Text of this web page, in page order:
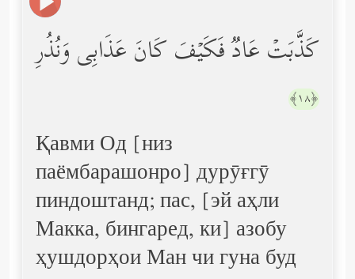
كَذَّبَتۡ عَادࣱ فَكَیۡفَ كَانَ عَذَابِی وَنُذُرِ
﴿١٨﴾
Қавми Од [низ
паёмбарашонро] дурӯғгӯ
пиндоштанд; пас, [эй аҳли
Макка, бингаред, ки] азобу
ҳушдорҳои Ман чи гуна буд